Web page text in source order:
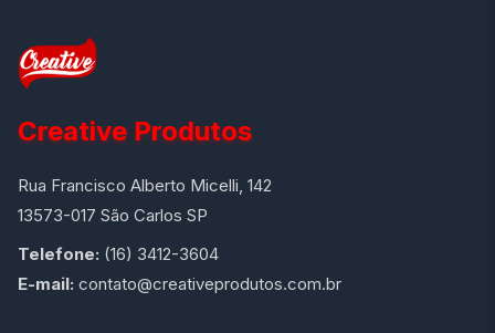
Creative Produtos
Rua Francisco Alberto Micelli, 142
13573-017 São Carlos SP
Telefone: (16) 3412-3604
E-mail: contato@creativeprodutos.com.br